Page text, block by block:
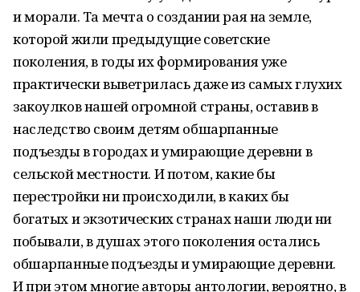
и морали. Та мечта о создании рая на земле,
которой жили предыдущие советские
поколения, в годы их формирования уже
практически выветрилась даже из самых глухих
закоулков нашей огромной страны, оставив в
наследство своим детям обшарпанные
подъезды в городах и умирающие деревни в
сельской местности. И потом, какие бы
перестройки ни происходили, в каких бы
богатых и экзотических странах наши люди ни
побывали, в душах этого поколения остались
обшарпанные подъезды и умирающие деревни.
И при этом многие авторы антологии, вероятно, в